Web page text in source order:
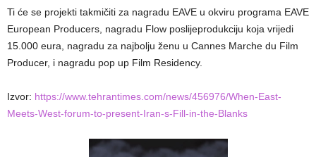
Ti će se projekti takmičiti za nagradu EAVE u okviru programa EAVE
European Producers, nagradu Flow poslijeprodukciju koja vrijedi
15.000 eura, nagradu za najbolju ženu u Cannes Marche du Film
Producer, i nagradu pop up Film Residency.
Izvor: https://www.tehrantimes.com/news/456976/When-East-
Meets-West-forum-to-present-Iran-s-Fill-in-the-Blanks